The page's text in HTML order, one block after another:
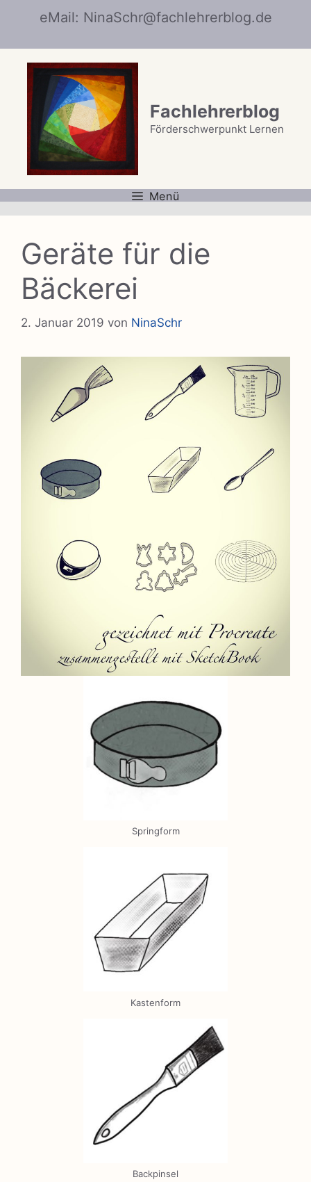
eMail: NinaSchr@fachlehrerblog.de
Fachlehrerblog
Förderschwerpunkt Lernen
Menü
Geräte für die
Bäckerei
2. Januar 2019 von NinaSchr
Springform
Kastenform
Backpinsel